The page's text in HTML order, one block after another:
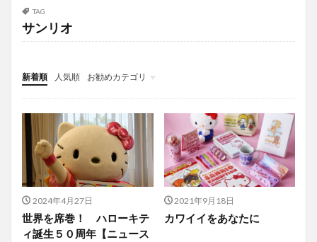
TAG
サンリオ
新着順 人気順
お勧めカテゴリ
投稿
学び
マンガ
電子書籍
2024年4月27日
世界を席巻！ ハローキテ
ィ誕生５０周年【ニュース
2021年9月18日
カワイイをあなたに